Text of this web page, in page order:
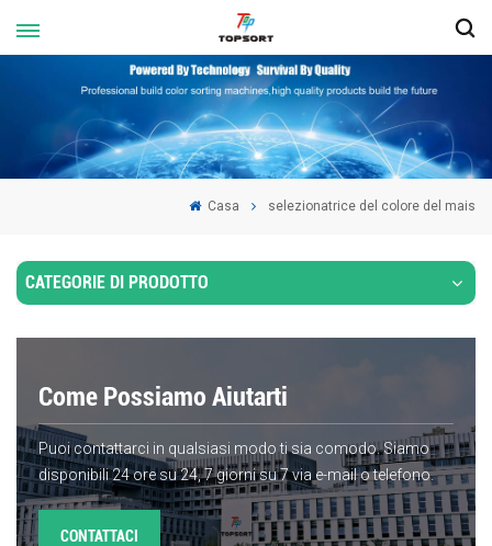
Casa selezionatrice del colore del mais
CATEGORIE DI PRODOTTO
Come Possiamo Aiutarti
Puoi contattarci in qualsiasi modo ti sia comodo. Siamo
disponibili 24 ore su 24, 7 giorni su 7 via e-mail o telefono.
CONTATTACI